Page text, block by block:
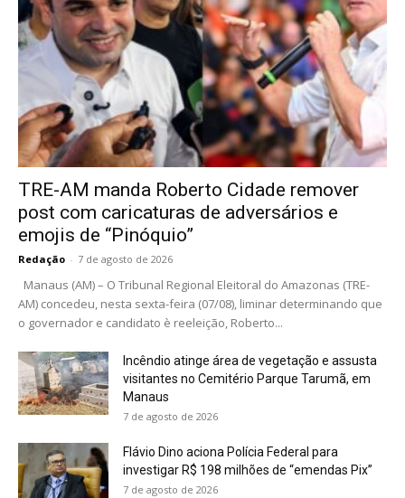
TRE-AM manda Roberto Cidade remover
post com caricaturas de adversários e
emojis de “Pinóquio”
Redação - 7 de agosto de 2026
Manaus (AM) – O Tribunal Regional Eleitoral do Amazonas (TRE-
AM) concedeu, nesta sexta-feira (07/08), liminar determinando que
o governador e candidato è reeleição, Roberto...
Incêndio atinge área de vegetação e assusta
visitantes no Cemitério Parque Tarumã, em
Manaus
7 de agosto de 2026
Flávio Dino aciona Polícia Federal para
investigar R$ 198 milhões de “emendas Pix”
7 de agosto de 2026